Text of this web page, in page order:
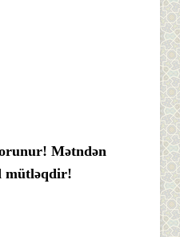
Mətndən
mütləqdir!